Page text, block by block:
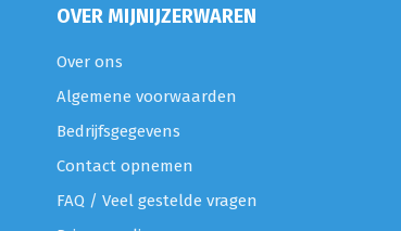
OVER MIJNIJZERWAREN
Over ons
Algemene voorwaarden
Bedrijfsgegevens
Contact opnemen
FAQ / Veel gestelde vragen